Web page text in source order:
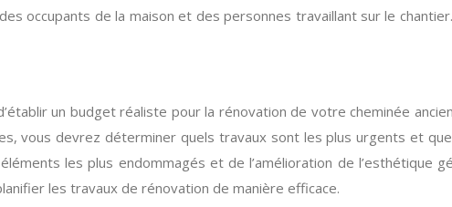
occupants de la maison et des personnes travaillant sur le
un budget réaliste pour la rénovation de votre cheminée
vous devrez déterminer quels travaux sont les plus urgents et
les plus endommagés et de l’amélioration de l’esthétique
les travaux de rénovation de manière efficace.